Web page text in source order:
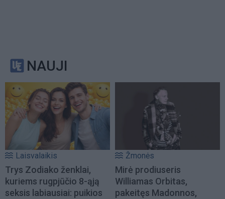
NAUJI
Laisvalaikis
Trys Zodiako ženklai,
kuriems rugpjūčio 8-ąją
seksis labiausiai: puikios
Žmonės
Mirė prodiuseris
Williamas Orbitas,
pakeitęs Madonnos,